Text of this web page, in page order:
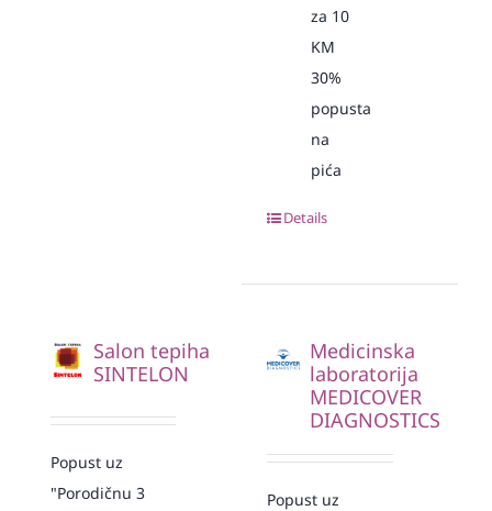
za 10
KM
30%
popusta
na
pića
Details
Salon tepiha
SINTELON
Popust uz
"Porodičnu 3
Medicinska
laboratorija
MEDICOVER
DIAGNOSTICS
Popust uz